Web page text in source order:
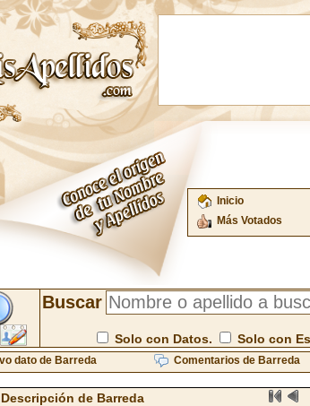
Inicio
Más Votados
Buscar
Solo con Datos. Solo con
dato de Barreda Comentarios de Barreda
de Barreda